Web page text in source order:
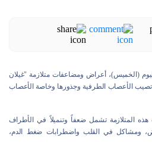
(الخميس)، أعراض ومضاعفات متلازمة "غيلان
تصيب الأعصاب الطرفية وجذورها وخاصة الأعصاب
المتلازمة تشمل ضعفاً وتنميلاً في الأطراف
ومشاكل في القلب واضطرابات ضغط الدم،